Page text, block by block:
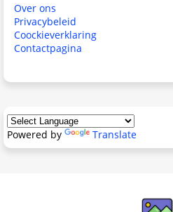
Over ons
Privacybeleid
Coockieverklaring
Contactpagina
Powered by Translate